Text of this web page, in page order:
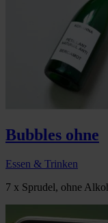
Bubbles ohne
Essen & Trinken
7 x Sprudel, ohne